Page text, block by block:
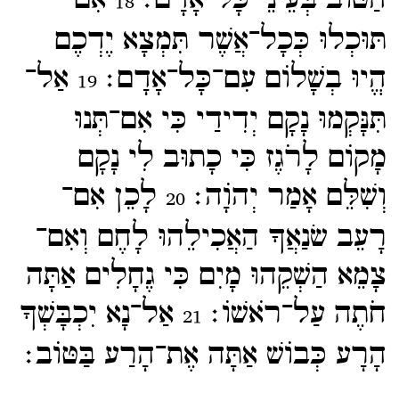
תּוּכְלוּ כְּכָל־​אֲשֶׁר תִּמְצָא יֶדְכֶם
הֱיוּ בְשָׁלוֹם עִם־​כָּל־​אָדָם׃19 אַל־​
תִּנָּקְמוּ נָקָם יְדִידַי כִּי אִם־​תְּנוּ
מָקוֹם לָרֹגֶז כִּי כָתוּב לִי נָקָם
וְשִׁלֵּם אָמַר יְהוָֹה׃20 לָכֵן אִם־​
רָעֵב שׂנַאֲךָ הַאֲכִילֵהוּ לָחֶם וְאִם־​
צָמֵא הַשְׁקֵהוּ מָיִם כִּי גֶחָלִים אַתָּה
חֹתֶה עַל־​רֹאשׁוֹ׃ 21 אַל־​נָא יִכְבָּשְׁךָ
הָרָע כְּבוֹשׁ אַתָּה אֶת־​הָרַע בַּטּוֹב׃